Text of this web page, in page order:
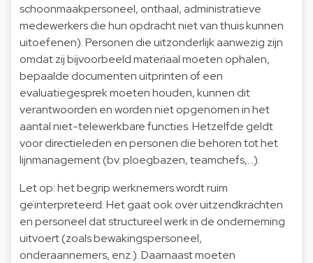
schoonmaakpersoneel, onthaal, administratieve
medewerkers die hun opdracht niet van thuis kunnen
uitoefenen). Personen die uitzonderlijk aanwezig zijn
omdat zij bijvoorbeeld materiaal moeten ophalen,
bepaalde documenten uitprinten of een
evaluatiegesprek moeten houden, kunnen dit
verantwoorden en worden niet opgenomen in het
aantal niet-telewerkbare functies. Hetzelfde geldt
voor directieleden en personen die behoren tot het
lijnmanagement (bv. ploegbazen, teamchefs,...).
Let op: het begrip werknemers wordt ruim
geïnterpreteerd. Het gaat ook over uitzendkrachten
en personeel dat structureel werk in de onderneming
uitvoert (zoals bewakingspersoneel,
onderaannemers, enz.). Daarnaast moeten